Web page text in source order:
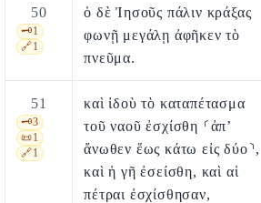
50
🗝️1
🔗1
ὁ δὲ Ἰησοῦς πάλιν κράξας
φωνῇ μεγάλῃ ἀφῆκεν τὸ
πνεῦμα.
51
🗝️3
📜1
🔗1
καὶ ἰδοὺ τὸ καταπέτασμα
τοῦ ναοῦ ἐσχίσθη ⸂ἀπ’
ἄνωθεν ἕως κάτω εἰς δύο⸃,
καὶ ἡ γῆ ἐσείσθη, καὶ αἱ
πέτραι ἐσχίσθησαν,